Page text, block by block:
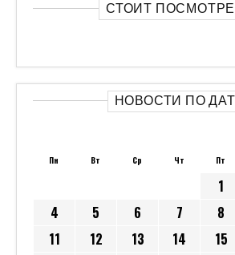
СТОИТ
НОВОСТИ ПО
Пн Вт Ср Чт Пт
1
4
5 6 7 8
11
12 13 14 15